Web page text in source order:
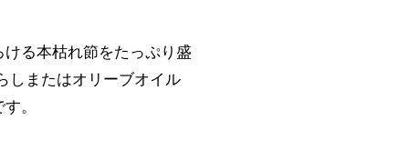
る本枯れ節をたっぷり盛
しまたはオリーブオイル
。